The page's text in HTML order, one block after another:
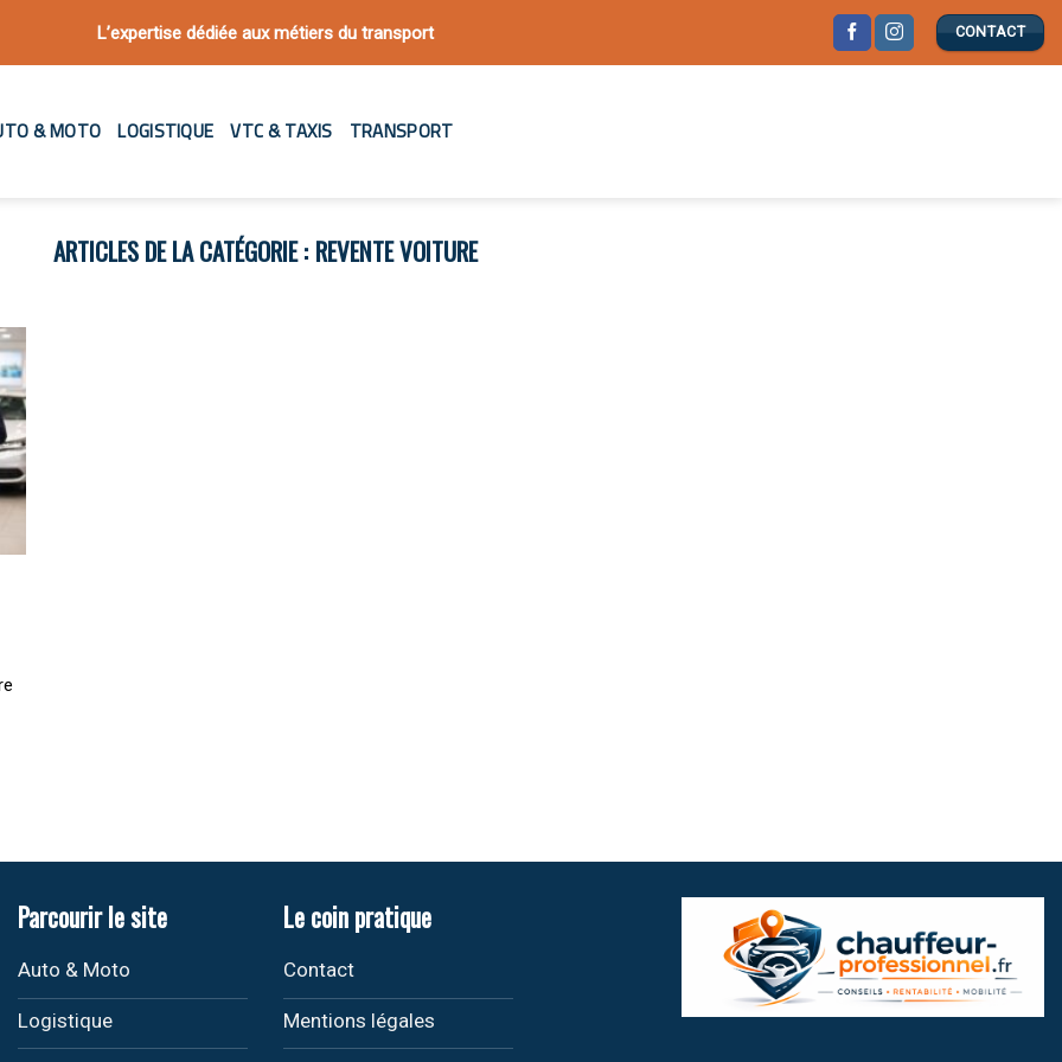
L’expertise dédiée aux métiers du transport CONTACT
& MOTO LOGISTIQUE VTC & TAXIS TRANSPORT
REVENTE VOITURE
Parcourir le site
Auto & Moto
Logistique
Le coin pratique
Contact
Mentions légales